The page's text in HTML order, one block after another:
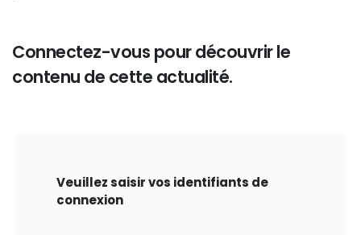
Connectez-vous pour découvrir le
contenu de cette actualité.
Veuillez saisir vos identifiants de
connexion